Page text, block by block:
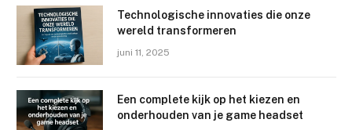
Technologische innovaties die onze
wereld transformeren
juni 11, 2025
Een complete kijk op het kiezen en
onderhouden van je game headset